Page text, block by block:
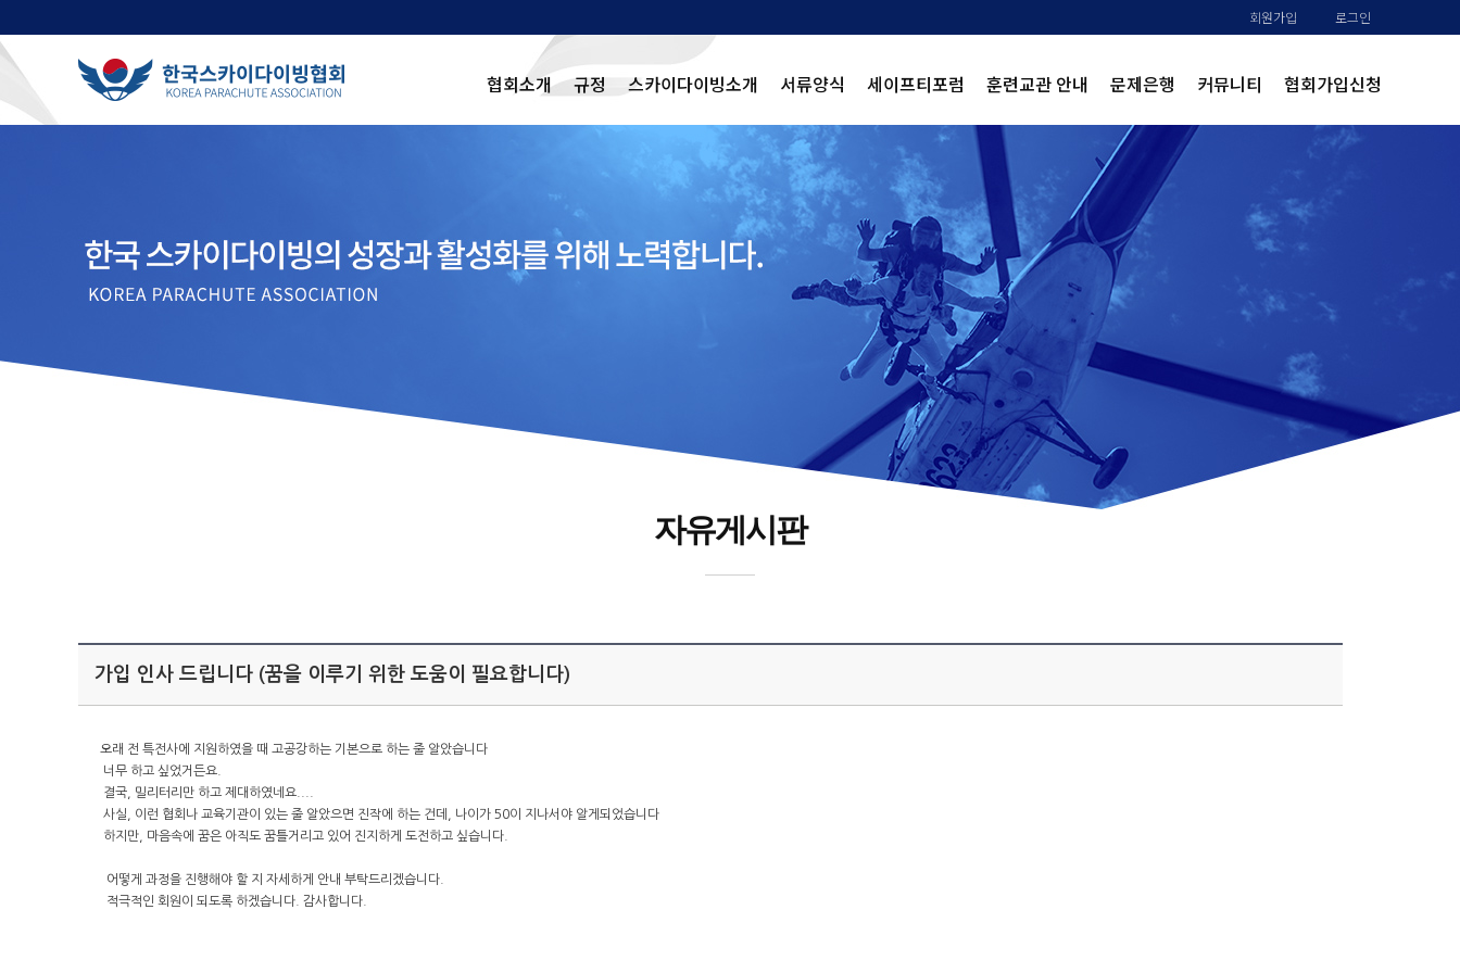
회원가입 로그인
협회소개 규정 스카이다이빙소개 서류양식 세이프티포럼 훈련교관 안내 문제은행 커뮤니티 협회가입신청
자유게시판
가입 인사 드립니다 (꿈을 이루기 위한 도움이 필요합니다)
오래 전 특전사에 지원하였을 때 고공강하는 기본으로 하는 줄 알았습니다
너무 하고 싶었거든요.
결국, 밀리터리만 하고 제대하였네요....
사실, 이런 협회나 교육기관이 있는 줄 알았으면 진작에 하는 건데, 나이가 50이 지나서야 알게되었습니다
하지만, 마음속에 꿈은 아직도 꿈틀거리고 있어 진지하게 도전하고 싶습니다.
어떻게 과정을 진행해야 할 지 자세하게 안내 부탁드리겠습니다.
적극적인 회원이 되도록 하겠습니다. 감사합니다.